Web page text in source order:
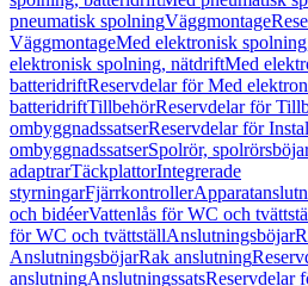
pneumatisk spolningVäggmontage
VäggmontageMed elektronisk
elektronisk spolning, nätdriftMed
batteridriftReservdelar för Med
batteridriftTillbehörReservdelar för
ombyggnadssatserReservdelar för
ombyggnadssatserSpolrör,
adaptrarTäckplattorIntegrerade
styrningarFjärrkontroller
och bidéerVattenlås för WC och
för WC och tvättställAnslutningsböjar
AnslutningsböjarRak anslutning
anslutningAnslutningssatsReservdelar